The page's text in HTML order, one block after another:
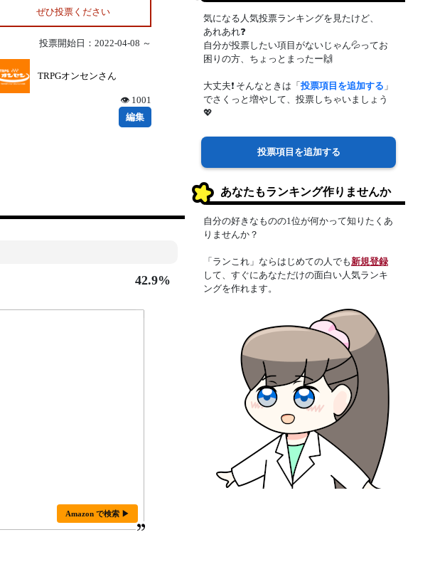
ぜひ投票ください
投票開始日：2022-04-08 ～
TRPGオンセンさん
👁 1001
編集
42.9%
Amazon で検索 ▶
気になる人気投票ランキングを見たけど、
あれあれ❓
自分が投票したい項目がないじゃん💦ってお
困りの方、ちょっとまったー🙌
大丈夫❗ そんなときは「投票項目を追加する 」
でさくっと増やして、投票しちゃいましょう
💖
投票項目を追加する
あなたもランキング作りませんか
自分の好きなものの1位が何かって知りたくあ
りませんか？
「ランこれ」ならはじめての人でも新規登録
して、すぐにあなただけの面白い人気ランキ
ングを作れます。